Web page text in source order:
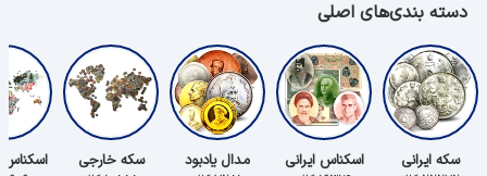
دسته بندی‌های اصلی
سکه ایرانی اسکناس ایرانی مدال یادبود سکه خارجی